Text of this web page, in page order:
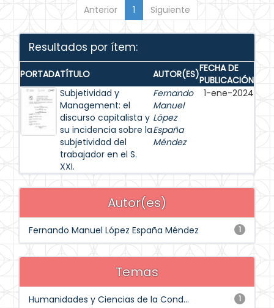
Anterior 1 Siguiente
Resultados por ítem:
PORTADATÍTULO AUTOR(ES)FECHA DE
PUBLICACIÓN
Subjetividad y
Management: el
discurso capitalista y
su incidencia sobre la
subjetividad del
trabajador en el S.
XXI.
Fernando
Manuel
López
España
Méndez
1-ene-2024
Autor(es)
1
Fernando Manuel López España Méndez
Temas
1
Humanidades y Ciencias de la Cond...